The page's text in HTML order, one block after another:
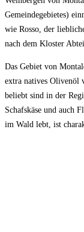
Gemeindegebietes)
wie Rosso, der
nach dem Kloster
Das Gebiet von
extra natives Olivenöl
beliebt sind in der
Schafskäse und auch
im Wald lebt, ist